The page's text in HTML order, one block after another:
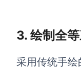
3. 绘制全
采用传统手